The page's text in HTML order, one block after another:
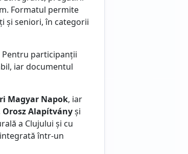
Formatul permite
și seniori, în categorii
participanții
iar documentul
Magyar Napok, iar
Orosz Alapítványși
a Clujului și cu
într-un